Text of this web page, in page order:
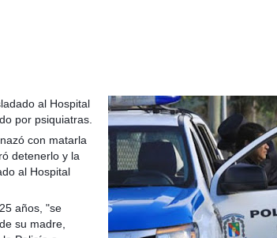
paritaria con estatales
al Hospital
por psiquiatras.
con matarla
detenerlo y la
al Hospital
años, "se
su madre,